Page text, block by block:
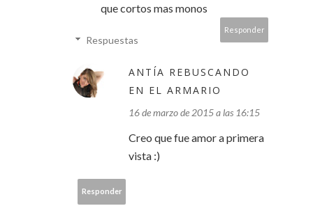
que cortos mas monos
Responder
Respuestas
ANTÍA REBUSCANDO
EN EL ARMARIO
16 de marzo de 2015 a las 16:15
Creo que fue amor a primera
vista :)
Responder